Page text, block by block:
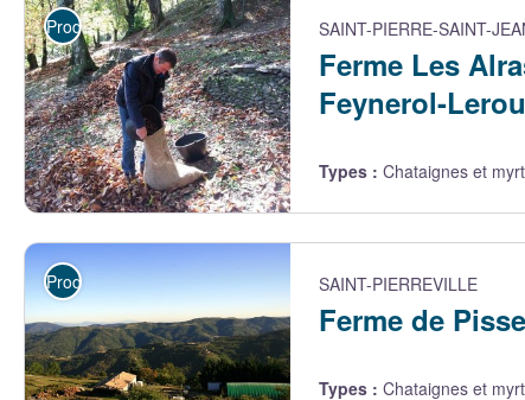
Ferme Les Alrassets - Ferme Les Alrassets
Producteurs SAINT-PIERRE-SAINT-
Ferme Les
Feynerol-
Types : Chataignes et
Producteurs SAINT-PIERREVILLE
Ferme de
Types : Chataignes et